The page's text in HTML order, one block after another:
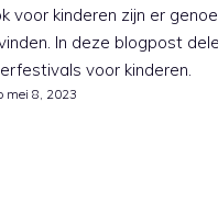
voor kinderen zijn er
In deze blogpost
voor kinderen.
mei 8, 2023